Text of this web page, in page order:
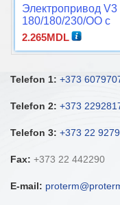
Электропривод V3
180/180/230/OO с
трехходовым
2.265MDL
Telefon 1: +373
Telefon 2: +373
Telefon 3: +373 22
Fax: +373 22 442290
E-mail: